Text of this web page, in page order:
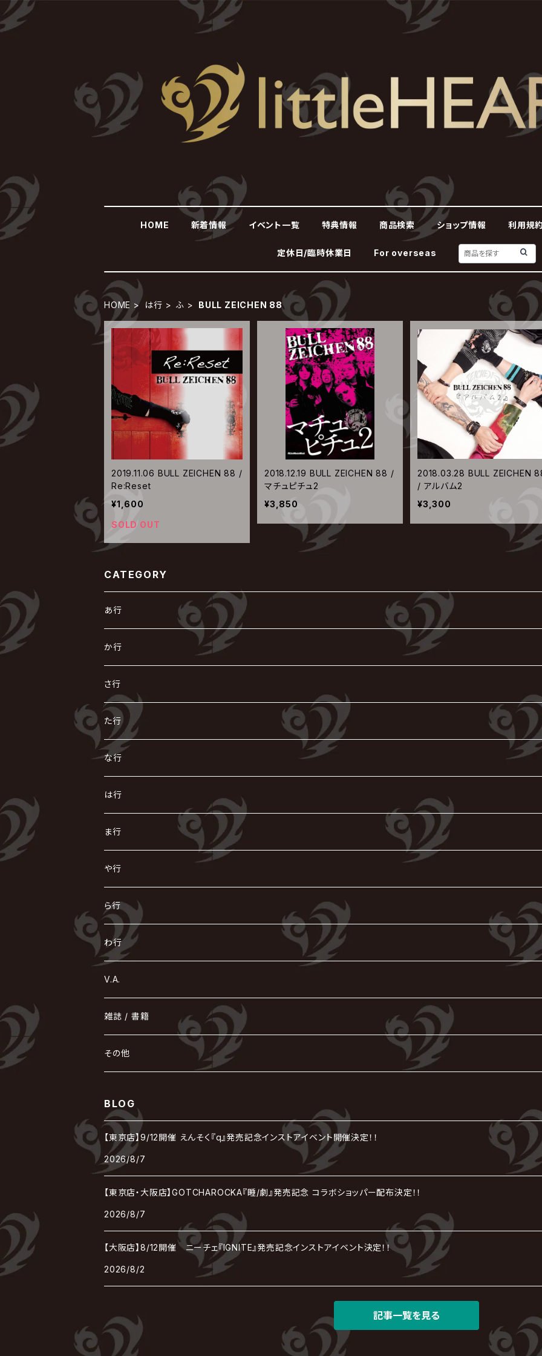
HOME 新着情報 イベント一覧 特典情報 商品検索 ショップ情報 利用規
定休日/臨時休業日 For overseas
HOME は行 ふ BULL ZEICHEN 88
2019.11.06 BULL ZEICHEN 88 /
Re:Reset
¥1,600
SOLD OUT
2018.12.19 BULL ZEICHEN 88 /
マチュピチュ2
¥3,850
2018.03.28 BULL ZEICHEN
/ アルバム2
¥3,300
CATEGORY
あ行
あ
R指定
AIOLIN
i.D.A
Azavana
Acid Black Cherry
Ashmaze.
有村竜太朗
ΛrlequiΩ / アルルカン
Angelo
アンティック-珈琲店-
アンフィル
い
IKUO
exist†trace
色々な十字架
168 / 葵-168-
う
VIRGE / ヴァージュ
Waive
え
ACE OF SPADES
X JAPAN
LSN / The LEGENDARY SIX NINE
えんそく
お
AURORIZE
OFIAM
か行
か
怪人二十面奏
Kαin
the GazettE
GOTCHAROCKA
cali≠gari
河村隆一
き
KISAKI
キズ
清春
KIRITO / キリト
己龍
く
Crack6
グラビティ
gremlins
GREN / グレン
黒夢
け
[ kei ] / 圭
仮病
こ
GOATBED
ゴールデンボンバー
コドモドラゴン
さ行
さ
ザアザア
The THIRTEEN
Sadie
XANVALA
し
Zeke Deux
Z CLEAR
-真天地開闢集団-ジグザグ
Sick²
ジグソウ
シド
JAKIGAN MEISTER
Chanty
Janne Da Arc
JILUKA
SHIN
す
Z CLEAR
超ジャシー
SUGIZO
sukekiyo
SPLENDID GOD GIRAFFE
SLAPSLY / CHIYU
せ
ゼラ
零[Hz]
仙台貨物
そ
SOPHIA
ZOMBIE / ぞんび
た行
た
DASEIN
DAIGO
DazzlingBAD
DADAROMA
逹瑯
DAVID / SUI / 縁
DARRELL
ち
CHAQLA.
つ
て
D
DIAURA
Develop One's Faculties
DEXCORE
TAKE NO BREAK
DEZERT
deadman
DEVILOOF
D'ERLANGER
電脳ヒメカ
と
東京花嫁
Tourbillon
Dolly
TЯicKY
な行
な
NIGHTMARE
NAZARE
に
NiEL
NICOLAS
ぬ
nurié
ね
NETH PRIERE CAIN
NEVERLAND
の
NoGoD
NOCTURNAL BLOODLUST
は行
は
heidi.
H.U.G
BUCK-TICK
薔薇の宮殿
BAROQUE
ひ
HERO
美炎-BIEN-
HIDE-ZOU
ビバラッシュ
ふ
Far East Dizain
Fatüm
Plastic Tree
Frantic EMIRY
BULL ZEICHEN 88
BULL FIELD
BREAKERZ
BLAZE
The Brow Beat
へ
BabyKingdom
THE BEETHOVEN
HELLBROTH / ヘルブロス
The Benjamin
ほ
POIDOL
HOLLOWGRAM
ま行
ま
THE MICRO HEAD 4N'S
MAO / マオ from SID
マツタケワークス
摩天楼オペラ
THE MADNA
MAMA.
まみれた / MAMIRETA
み
未完成アリス
ミスイ
美良政次
MIRAGE
む
MUCC / ムック
め
メトロノーム
MERRY / メリー
も
THE MORTAL
最上川司
や行
や
ヤミテラ / 外道反逆者ヤミテラ
ゆ
YUKIYA / 藤田幸也
ユナイト
よ
ら行
ら
rice
Rides In ReVellion
La'veil MizeriA
LAB.THE BASEMENT / ラボ ザ ベヰスメント
り
Leetspeak monsters
Ricky
RENAME
LIBRAVEL / リブラヴェル
LIPHLICH
る
Ruiza
LUNA SEA
れ
the Raid.
REIGN
RAZOR
LSN / The LEGENDARY SIX NINE
Royz
Rorschach.inc
ロマン急行
わ行
わ
wyse
我が為
V.A.
雑誌 / 書籍
hévn
その他
BLOG
【東京店】9/12開催 えんそく『q』発売記念インストアイベント開催決定！！
2026/8/7
【東京店・大阪店】GOTCHAROCKA『睡/劇』発売記念 コラボショッパー配布決定！！
2026/8/7
【大阪店】8/12開催 ニーチェ『IGNITE』発売記念インストアイベント決定！！
2026/8/2
記事一覧を見る